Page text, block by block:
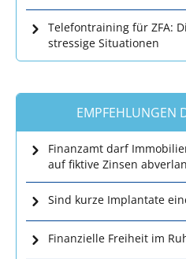
Telefontraining für ZFA:
stressige Situationen
EMPFEHLUNGEN
Finanzamt darf
auf fiktive Zinsen
Sind kurze Implantate
Finanzielle Freiheit im